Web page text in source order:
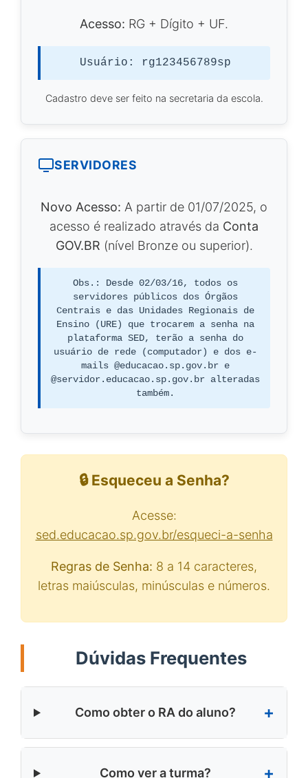
Acesso: RG + Dígito + UF.
Usuário: rg123456789sp
Cadastro deve ser feito na secretaria da escola.
SERVIDORES
Novo Acesso: A partir de 01/07/2025, o
acesso é realizado através da Conta
GOV.BR (nível Bronze ou superior).
Obs.:
Desde 02/03/16, todos os
servidores públicos dos Órgãos
Centrais e das Unidades Regionais de
Ensino (URE) que trocarem a senha na
plataforma SED, terão a senha do
usuário de rede (computador) e dos e-
mails @educacao.sp.gov.br e
@servidor.educacao.sp.gov.br alteradas
também.
🔒 Esqueceu a Senha?
Acesse:
sed.educacao.sp.gov.br/esqueci-a-senha
Regras de Senha: 8 a 14 caracteres,
letras maiúsculas, minúsculas e números.
Dúvidas Frequentes
Como obter o RA do aluno?
Como ver a turma?